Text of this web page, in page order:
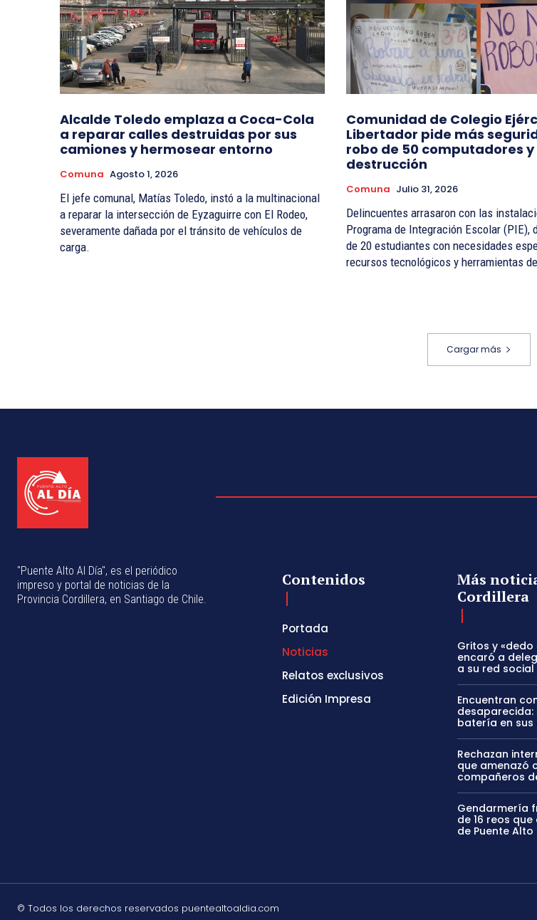
Alcalde Toledo emplaza a Coca-Cola
a reparar calles destruidas por sus
camiones y hermosear entorno
Comuna Agosto 1, 2026
El jefe comunal, Matías Toledo, instó a la multinacional
a reparar la intersección de Eyzaguirre con El Rodeo,
severamente dañada por el tránsito de vehículos de
carga.
Comunidad de Colegio
Libertador pide más
robo de 50 computadores y
destrucción
Comuna Julio 31, 2026
Delincuentes arrasaron con las
Programa de Integración Escolar (PIE),
de 20 estudiantes con necesidades
recursos tecnológicos y herramientas
Cargar más
"Puente Alto Al Día", es el periódico
impreso y portal de noticias de la
Provincia Cordillera, en Santiago de Chile.
Contenidos
Portada
Noticias
Relatos exclusivos
Edición Impresa
Más
Cordillera
Gritos y
encaró a
a su red social
Encuentran
batería en
Rechazan
que amenazó
compañeros
Gendarmería
de 16 reos
de Puente Alto
© Todos los derechos reservados puentealtoaldia.com